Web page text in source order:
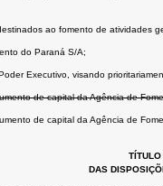
ao fomento de atividades
do Paraná S/A;
Executivo, visando
de capital da Agência de
de capital da Agência de
TÍTULO
DAS